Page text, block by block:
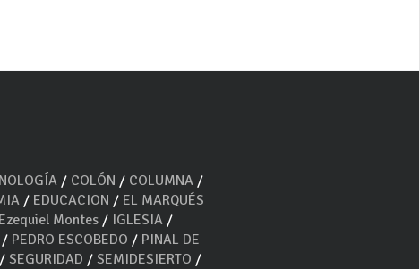
/ COLÓN / COLUMNA/
/ EDUCACION / EL MARQUÉS
Ezequiel Montes/ IGLESIA/
/ PEDRO ESCOBEDO / PINAL DE
/ SEGURIDAD / SEMIDESIERTO /